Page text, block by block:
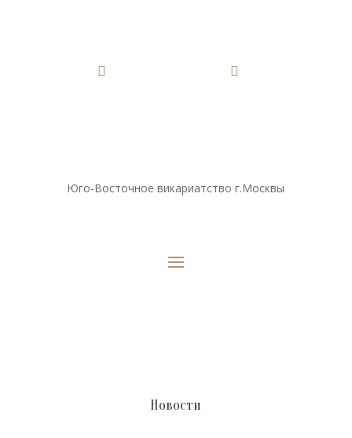
 
Юго-Восточное викариатство г.Москвы
Новости